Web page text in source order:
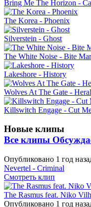
Bring Me The Horizon -
The Korea - Phoenix
Silverstein - Ghost
The White Noise - Bite
Lakeshore - History
Wolves At The Gate -
Killswitch Engage - Cut
Новые клипы
Все клипы
Опубликовано 1 год
Nevertel - Criminal
Смотреть клип
The Rasmus feat. Niko
Опубликовано 1 год